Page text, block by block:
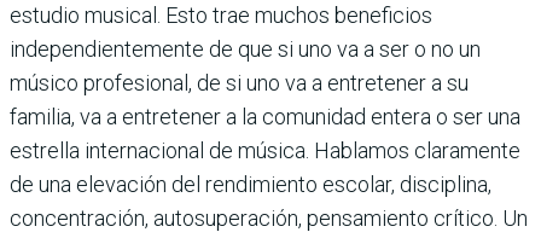
estudio musical. Esto trae muchos beneficios
independientemente de que si uno va a ser o no un
músico profesional, de si uno va a entretener a su
familia, va a entretener a la comunidad entera o ser una
estrella internacional de música. Hablamos claramente
de una elevación del rendimiento escolar, disciplina,
concentración, autosuperación, pensamiento crítico. Un